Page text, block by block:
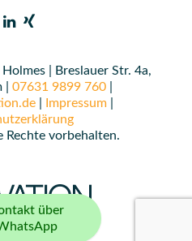
| Breslauer Str. 4a,
| 07631 9899 760|
Impressum
vorbehalten.
über